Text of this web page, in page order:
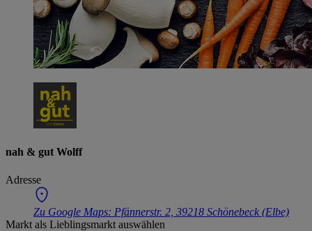
nah & gut Wolff
Adresse
Zu Google Maps: Pfännerstr. 2, 39218 Schönebeck (Elbe)
Markt als Lieblingsmarkt auswählen